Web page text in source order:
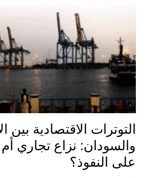
التوترات الاقتصادية بين
والسودان: نزاع تجاري
على النفوذ؟